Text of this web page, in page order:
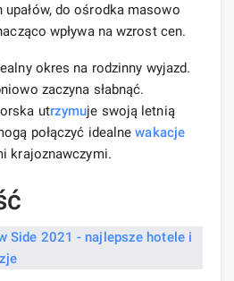
do ośrodka masowo
wpływa na wzrost cen.
okres na rodzinny wyjazd.
zaczyna słabnąć.
utrzymuje swoją letnią
połączyć idealnewakacje
krajoznawczymi.